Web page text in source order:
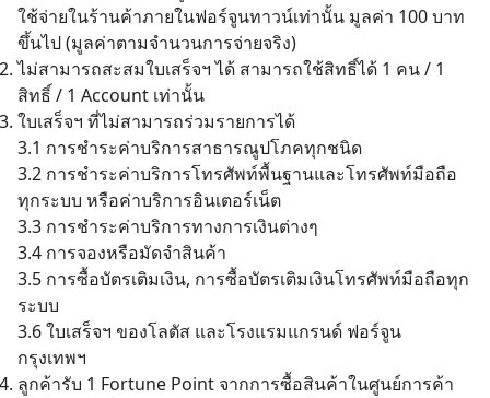
ใช้จ่ายในร้านค้าภายในฟอร์จูนทาวน์เท่านั้น มูลค่า 100 บาท
ขึ้นไป (มูลค่าตามจำนวนการจ่ายจริง)
ไม่สามารถสะสมใบเสร็จฯ ได้ สามารถใช้สิทธิ์ได้ 1 คน / 1
สิทธิ์ / 1 Account เท่านั้น
ใบเสร็จฯ ที่ไม่สามารถร่วมรายการได้
3.1 การชำระค่าบริการสาธารณูปโภคทุกชนิด
3.2 การชำระค่าบริการโทรศัพท์พื้นฐานและโทรศัพท์มือถือ
ทุกระบบ หรือค่าบริการอินเตอร์เน็ต
3.3 การชำระค่าบริการทางการเงินต่างๆ
3.4 การจองหรือมัดจำสินค้า
3.5 การซื้อบัตรเติมเงิน, การซื้อบัตรเติมเงินโทรศัพท์มือถือทุก
ระบบ
3.6 ใบเสร็จฯ ของโลตัส และโรงแรมแกรนด์ ฟอร์จูน
กรุงเทพฯ
ลูกค้ารับ 1 Fortune Point จากการซื้อสินค้าในศูนย์การค้า